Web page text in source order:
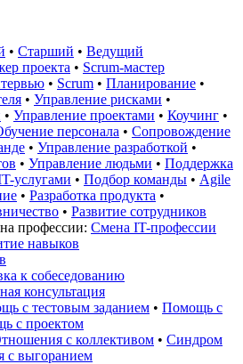
• Старший • Ведущий
проекта • Scrum-мастер
• Scrum • Планирование •
• Управление рисками •
• Управление проектами • Коучинг •
персонала • Сопровождение
• Управление разработкой •
• Управление людьми • Поддержка
услугами • Подбор команды • Agile
• Разработка продукта •
• Развитие сотрудников
профессии: Смена IT-профессии
навыков
к собеседованию
консультация
с тестовым заданием • Помощь с
с проектом
с коллективом • Синдром
с выгоранием